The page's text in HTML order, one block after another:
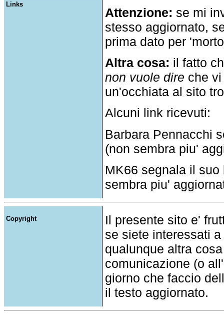
Links
Attenzione: se mi
stesso aggiornato,
prima dato per
Altra cosa: il fatto
non vuole dire che
un'occhiata al sito
Alcuni link ricevuti:
Barbara Pennacchi
(non sembra piu'
MK66 segnala il
sembra piu'
Copyright
Il presente sito e'
se siete interessati
qualunque altra
comunicazione (o
giorno che faccio
il testo aggiornato.